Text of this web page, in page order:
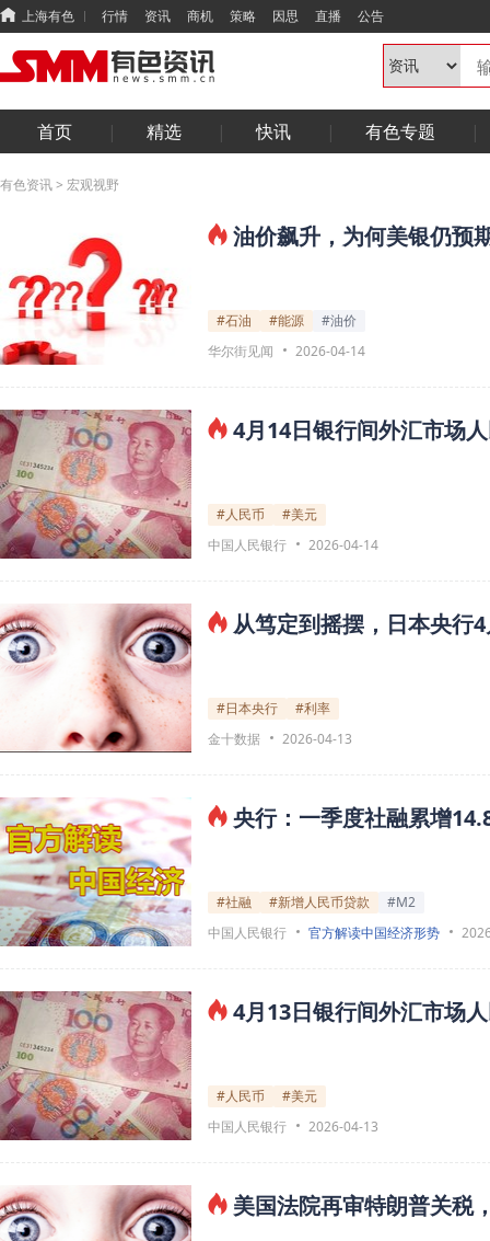
上海有色 行情 资讯 商机 策略 因思 直播 公告
首页 精选 快讯 有色专题
有色资讯> 宏观视野
油价飙升，为何美银仍预
#石油 #能源
#油价
华尔街见闻
2026-04-14
4月14日银行间外汇市场
#人民币
#美元
中国人民银行
2026-04-14
从笃定到摇摆，日本央行
#日本央行
#利率
金十数据
2026-04-13
央行：一季度社融累增
#社融 #新增人民币贷款
#M2
中国人民银行
官方解读中国经济形势
4月13日银行间外汇市场
#人民币
#美元
中国人民银行
2026-04-13
美国法院再审特朗普关税